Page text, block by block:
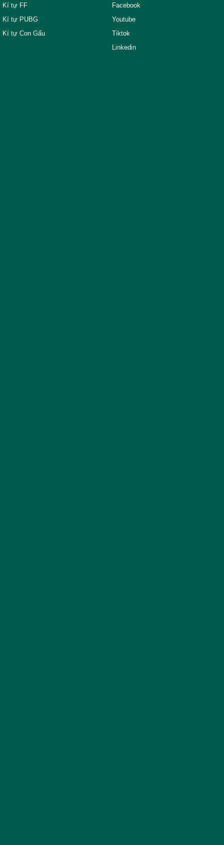
Kí tự FF
Kí tự PUBG
Kí tự Con Gấu
Facebook
Youtube
Tiktok
Linkedin